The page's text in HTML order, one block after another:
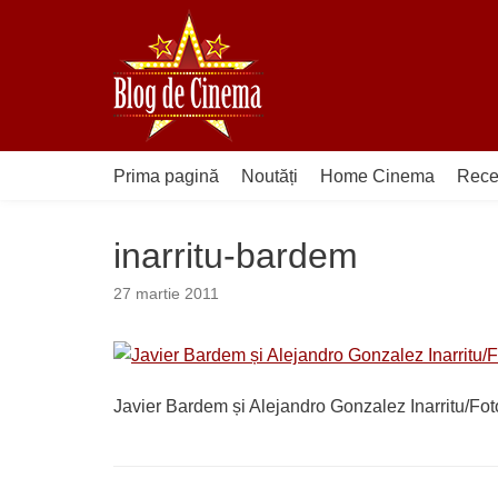
Prima pagină Noutăți Home Cinema
inarritu-bardem
27 martie 2011
Javier Bardem și Alejandro Gonzalez Inarritu/